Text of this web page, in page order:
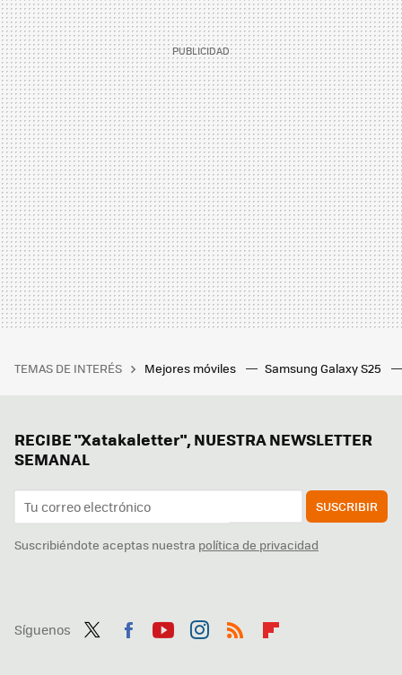
TEMAS DE INTERÉS Mejores móviles Samsung Galaxy S25
RECIBE "Xatakaletter", NUESTRA NEWSLETTER
SEMANAL
SUSCRIBIR
Suscribiéndote aceptas nuestra política de privacidad
Síguenos